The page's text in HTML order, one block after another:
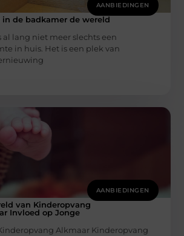
AANBIEDINGEN
de badkamer de wereld
al lang niet meer slechts een
in huis. Het is een plek van
AANBIEDINGEN
van Kinderopvang
Invloed op Jonge
Alkmaar Kinderopvang